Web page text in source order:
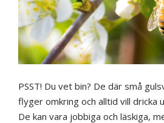
PSST! Du vet bin? De där små
flyger omkring och alltid vill dricka
De kan vara jobbiga och läskiga,